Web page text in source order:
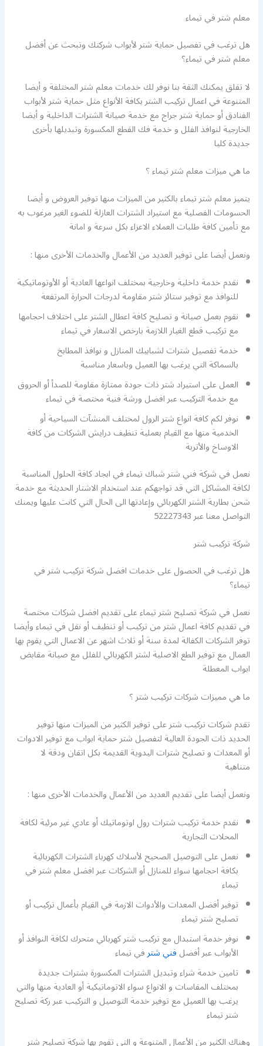
معلم شتر في تيماء
هل ترغب في تفصيل حماية شتر لأبواب شركتك وتبحث عن أفضل
معلم شتر في تيماء؟
لا تقلق يمكنك الثقة بنا نوفر لك خدمات معلم شتر المختلفة و أيضا
المتنوعة في اعمال تركيب الشتر بكافة الأنواع مثل حماية شتر لأبواب
الفنادق أو حماية شتر جراج مع خدمة صيانة الشترات الداخلية و أيضا
الخارجية لنوافذ الفلل و خدمة فك القطع المكسورة وتبديلها بأخرى
جديدة كليا
ما هي ميزات معلم شتر تيماء ؟
يتميز معلم شتر تيماء بالكثير من الميزات منها توفير العروض و أيضا
الحسومات الفصلية مع استيراد الشترات العازلة للضوء الغير مرغوب به
مع تأمين كافة طلبات العملاء الاعزاء بكل سرعة و امانة
ونعمل أيضا على توفير العديد من الأعمال والخدمات الأخرى منها :
نقدم خدمة داخلية وخارجية بمختلف انواعها العادية أو الأوتوماتيكية
للنوافذ مع توفير ستائر شتر مقاومة لدرجات الحرارة المرتفعة
نقوم بعمل صيانة و تصليح كافة اعطال الشتر على اختلاف احجامها
مع تركيب قطع الغيار اللازمة بارخص الاسعار في تيماء
خدمة تفصيل شترات لشبابيك المنازل و نوافذ المطابخ
بالسماكة التي يرغب بها العميل وباسعار مناسبة
العمل على استيراد شتر ذات جودة ممتازة مقاومة للصدأ أو الحروق
مع خدمة التركيب عبر افضل ورشة فنية مختصة في تيماء
نوفر لكم كافة انواع شتر الرول لمختلف المنشآت السياحية أو
الخدمية منها مع القيام بعملية تنظيف درايش الشركات من كافة
الاوساخ والأتربة
نعمل في شركة فني شتر شباك تيماء في ابجاد كافة الحلول المناسبة
لكافة المشاكل التي قد تواجهكم عند استخدام الاشتار الحديثة مع خدمة
شحن بطارية الشتر الكهربائي وإعادتها الى الحال التي كانت عليها ويمنك
التواصل معنا عبر 52227343
شركة تركيب شتر
هل ترغب في الحصول على خدمات افضل شركة تركيب شتر في
تيماء؟
نعمل في شركة تصليح شتر تيماء على تقديم افضل شركات مختصة
في تقديم كافة اعمال شتر من تركيب أو تنظيف أو نقل في تيماء وأيضا
توفر الشركات الكفالة لمدة سنة أو ثلاث اشهر عن الاعمال التي يقوم بها
العمال مع توفير الطع الاصلية لشتر الكهربائي للفلل مع صيانة مقابض
ابواب المعطلة
ما هي مميزات شركات تركيب شتر ؟
تقدم شركات تركيب شتر على توفير الكثير من الميزات منها توفير
الحديد ذات الجودة العالية لتفصيل شتر حماية ابواب مع توفير الادوات
أو المعدات و تصليح شترات اليدوية القديمة بكل اتقان ودقة لا
متناهية
ونعمل أيضا على تقديم العديد من الأعمال والخدمات الأخرى منها :
نقدم خدمة تركيب شترات رول اوتوماتيك أو عادي غير مرئية لكافة
المحلات التجارية
نعمل على التوصيل الصحيح لأسلاك كهرباء الشترات الكهربائية
بكافة احجامها سواء للمنازل أو الشركات عبر افضل معلم شتر في
تيماء
توفير أفضل المعدات والأدوات الازمة في القيام بأعمال تركيب أو
تصليح شتر تيماء
نوفر خدمة استبدال مع تركيب شتر كهربائي متحرك لكافة النوافذ أو
الأبواب عبر أفضلفني شترفي تيماء
تامين خدمة شراء وتبديل الشترات المكسورة بشترات جديدة
بمختلف المقاسات و الانواع سواء الاتوماتيكية أو العادية منها والتي
يرغب بها العميل مع توفير خدمة التوصيل و التركيب عبر ركة تصليح
شتر تيماء
وهناك الكثير من الأعمال المتنوعة و التي تقوم بها شركة تصليح شتر